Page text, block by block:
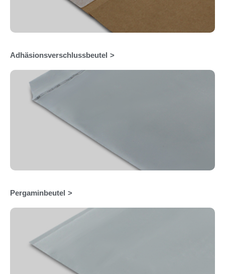
Adhäsionsverschlussbeutel
Pergaminbeutel